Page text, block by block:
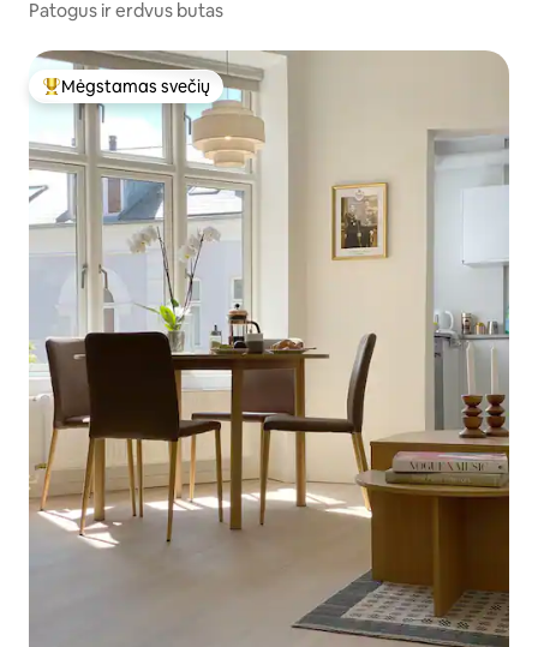
Patogus ir erdvus butas
Svečių mėgstamiausias
Mėgstamas svečių